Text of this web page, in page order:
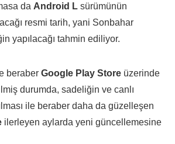
da Android L sürümünün
resmi tarih, yani Sonbahar
yapılacağı tahmin ediliyor.
beraber Google Play Store üzerinde
durumda, sadeliğin ve canlı
ile beraber daha da güzelleşen
ilerleyen aylarda yeni güncellemesine